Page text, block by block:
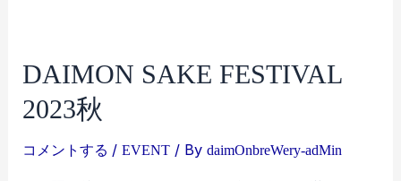
DAIMON SAKE FESTIVAL
2023秋
コメントする /EVENT / BydaimOnbreWery-adMin